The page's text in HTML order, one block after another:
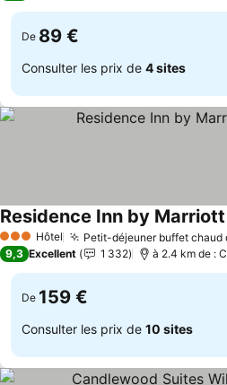
De 89 €
Consulter les prix de 4 sites
3 ÉtoilesHôtel Petit-déjeuner buffet chaud
Residence Inn by
9,3 Excellent 1 332 à 2.4 km de :
De 159 €
Consulter les prix de 10 sites